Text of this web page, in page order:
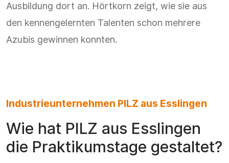
Ausbildung dort an. Hörtkorn zeigt, wie sie aus
den kennengelernten Talenten schon mehrere
Azubis gewinnen konnten.
Industrieunternehmen PILZ aus Esslingen
Wie hat PILZ aus Esslingen
die Praktikumstage gestaltet?